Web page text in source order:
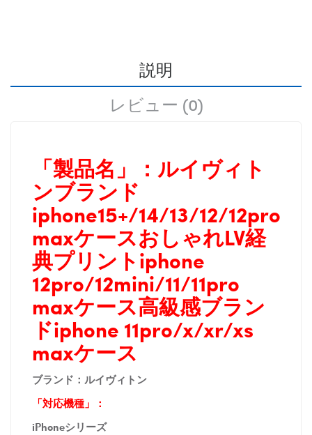
説明
レビュー (0)
「製品名」： ルイヴィト
ンブランド
iphone15+/14/13/12/12pro
maxケースおしゃれLV経
典プリントiphone
12pro/12mini/11/11pro
maxケース高級感ブラン
ドiphone 11pro/x/xr/xs
maxケース
ブランド：ルイヴィトン
「対応機種」：
iPhoneシリーズ